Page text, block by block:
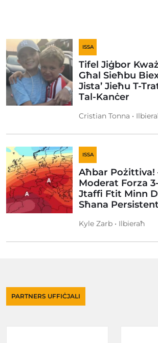
ISSA
Tifel Jiġbor
Għal Sieħbu
Jista’ Jieħu T-
Tal-Kanċer
Cristian Tonna •
ISSA
Aħbar Pożittiva!
Moderat Forza
Jtaffi Ftit Minn
Sħana
Kyle Zarb • Ilbieraħ
PARTNERS UFFIĊJALI